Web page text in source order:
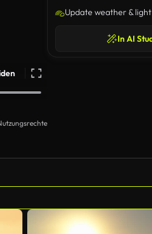
Update weather & light
In AI